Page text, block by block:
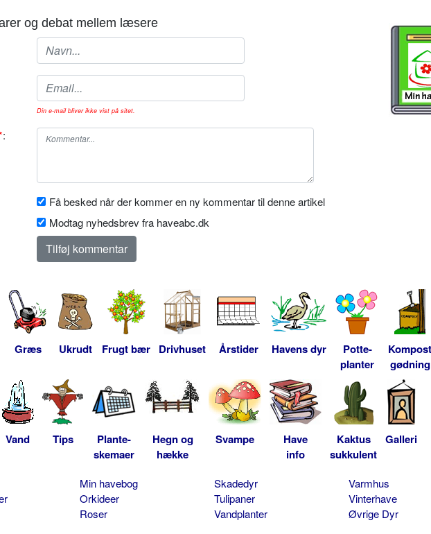
og debat mellem læsere
Din e-mail bliver ikke vist på sitet.
:
Få besked når der kommer en ny kommentar til denne artikel
Modtag nyhedsbrev fra haveabc.dk
Græs Ukrudt Frugt bær Drivhuset Årstider Havens dyr
Potte-
planter
Kompost
gødning
Vand Tips
Plante-
skemaer
Hegn og
hække
Svampe
Have
info
Kaktus
sukkulent
Galleri
Min havebog
Orkideer
Roser
Skadedyr
Tulipaner
Vandplanter
Varmhus
Vinterhave
Øvrige Dyr